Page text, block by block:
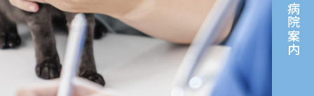
病院案内